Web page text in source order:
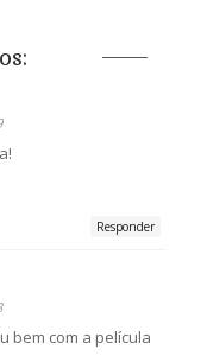
Responder
bem com a película